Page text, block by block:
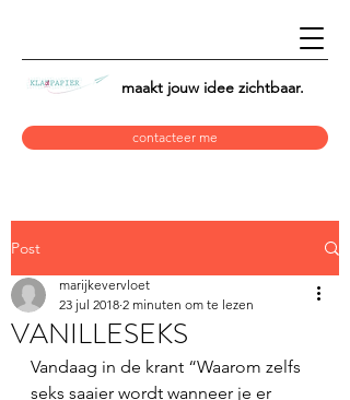
maakt jouw idee zichtbaar.
contacteer me
Post
VANILLESEKS
marijkevervloet
23 jul 2018 2 minuten om te lezen
Vandaag in de krant “Waarom zelfs
seks saaier wordt wanneer je er